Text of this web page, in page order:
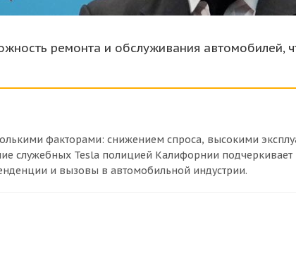
ремонта и обслуживания автомобилей,
факторами: снижением спроса, высокими
служебных Tesla полицией Калифорнии подчеркивает
и вызовы в автомобильной индустрии.